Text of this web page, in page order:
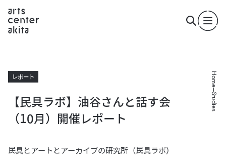
Home
Studies
レポート
【民具ラボ】油谷さんと話す会
（10月）開催レポート
民具とアートとアーカイブの研究所（民具ラボ）